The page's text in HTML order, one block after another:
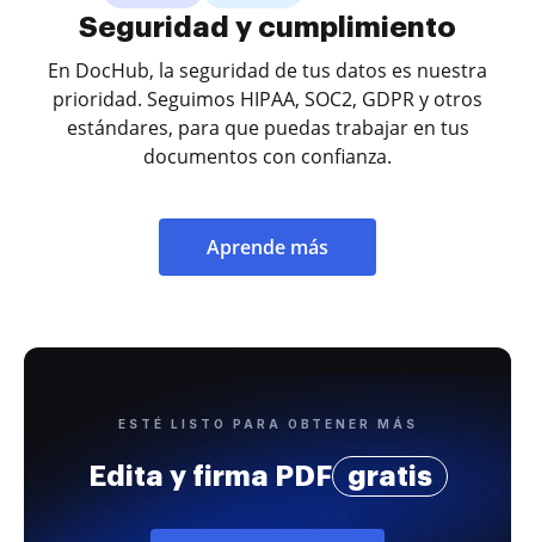
Seguridad y cumplimiento
En DocHub, la seguridad de tus datos es nuestra
prioridad. Seguimos HIPAA, SOC2, GDPR y otros
estándares, para que puedas trabajar en tus
documentos con confianza.
Aprende más
ESTÉ LISTO PARA OBTENER MÁS
Edita y firma PDF gratis